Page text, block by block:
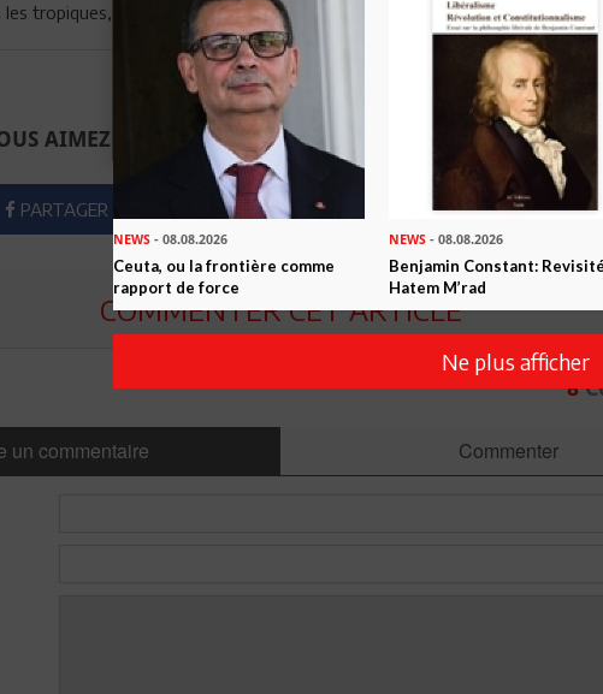
tropiques, et plus encore, sous l’empire de la mondialisation, est plus
Envoyer à un ami
AIMEZ CET ARTICLE ? PARTAGEZ-LE AVEC VOS AMIS !
PARTAGER TWEETER ABONNEZ-VOUS
COMMENTER CET ARTICLE
8
un commentaire Commenter
NEWS - 08.08.2026
Ceuta, ou la frontière comme
rapport de force
NEWS - 08.08.2026
Benjamin Constant:
Hatem M’rad
Ne plus afficher